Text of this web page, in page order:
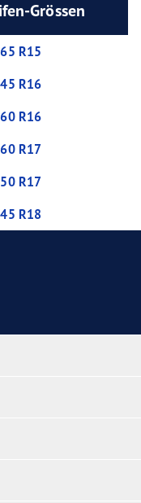
Grössen
R15
R16
R16
R17
R17
R18